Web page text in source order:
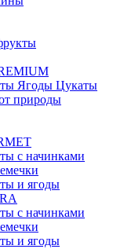
Ягоды Цукаты
природы
с начинками
и ягоды
с начинками
и ягоды